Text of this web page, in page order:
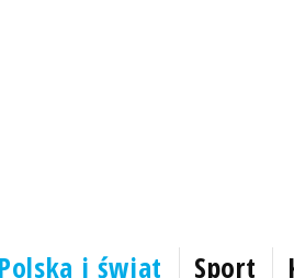
Polska i świat Sport